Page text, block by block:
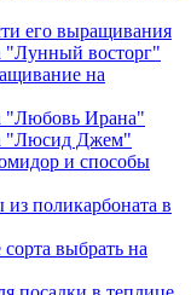
его выращивания
"Лунный восторг"
на
"Любовь Ирана"
"Люсид Джем"
и способы
поликарбоната в
выбрать на